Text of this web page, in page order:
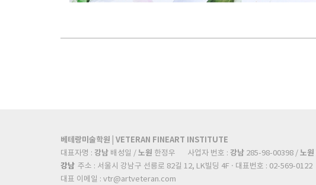
베테랑미술학원 | VETERAN FINEART INSTITUTE
대표자명 : 강남 배성일 / 노원 한정우 사업자 번호 : 강남 285-98-00398 / 노원
강남 주소 : 서울시 강남구 선릉로 82길 12, LK빌딩 4F · 대표번호 : 02-569-0122
대표 이메일 : vtr@artveteran.com